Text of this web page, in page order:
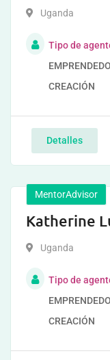
Uganda
Tipo de
CREACIÓN
Detalles
MentorAdvisor
Katherine
Uganda
Tipo de
CREACIÓN